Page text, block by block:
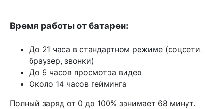
Время работы от батареи:
До 21 часа в стандартном режиме (соцсети,
браузер, звонки)
До 9 часов просмотра видео
Около 14 часов гейминга
Полный заряд от 0 до 100% занимает 68 минут.